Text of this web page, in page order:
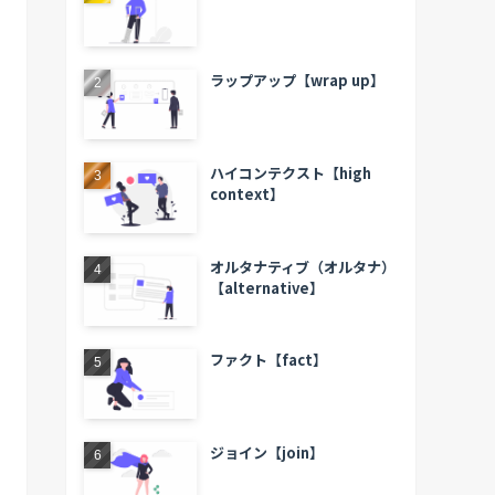
ラップアップ【wrap up】
ハイコンテクスト【high
context】
オルタナティブ（オルタナ）
【alternative】
ファクト【fact】
ジョイン【join】